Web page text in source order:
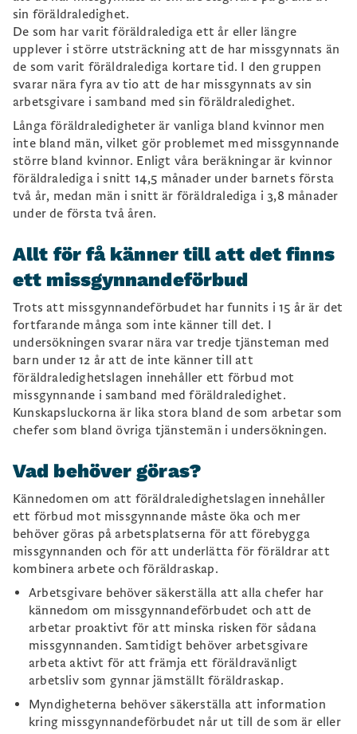
sin föräldraledighet.
De som har varit föräldralediga ett år eller längre
upplever i större utsträckning att de har missgynnats än
de som varit föräldralediga kortare tid. I den gruppen
svarar nära fyra av tio att de har missgynnats av sin
arbetsgivare i samband med sin föräldraledighet.
Långa föräldraledigheter är vanliga bland kvinnor men
inte bland män, vilket gör problemet med missgynnande
större bland kvinnor. Enligt våra beräkningar är kvinnor
föräldralediga i snitt 14,5 månader under barnets första
två år, medan män i snitt är föräldralediga i 3,8 månader
under de första två åren.
Allt för få känner till att det finns
ett missgynnandeförbud
Trots att missgynnandeförbudet har funnits i 15 år är det
fortfarande många som inte känner till det. I
undersökningen svarar nära var tredje tjänsteman med
barn under 12 år att de inte känner till att
föräldraledighetslagen innehåller ett förbud mot
missgynnande i samband med föräldraledighet.
Kunskapsluckorna är lika stora bland de som arbetar som
chefer som bland övriga tjänstemän i undersökningen.
Vad behöver göras?
Kännedomen om att föräldraledighetslagen innehåller
ett förbud mot missgynnande måste öka och mer
behöver göras på arbetsplatserna för att förebygga
missgynnanden och för att underlätta för föräldrar att
kombinera arbete och föräldraskap.
Arbetsgivare behöver säkerställa att alla chefer har
kännedom om missgynnandeförbudet och att de
arbetar proaktivt för att minska risken för sådana
missgynnanden. Samtidigt behöver arbetsgivare
arbeta aktivt för att främja ett föräldravänligt
arbetsliv som gynnar jämställt föräldraskap.
Myndigheterna behöver säkerställa att information
kring missgynnandeförbudet når ut till de som är eller